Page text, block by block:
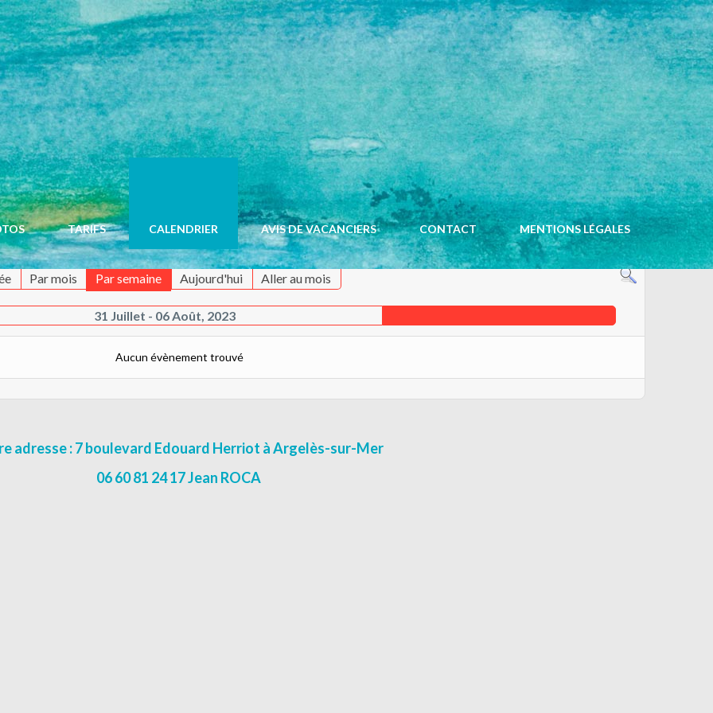
TARIFS CALENDRIER AVIS DE VACANCIERS CONTACT MENTIONS LÉGALES
ACCUEIL CALENDRIER
Par mois Par semaine Aujourd'hui Aller au mois
31 Juillet - 06 Août, 2023
Aucun évènement trouvé
adresse : 7 boulevard Edouard Herriot à Argelès-sur-Mer
06 60 81 24 17 Jean ROCA